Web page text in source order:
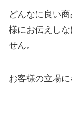
どんなに良い
様にお伝えし
せん。
お客様の立場に